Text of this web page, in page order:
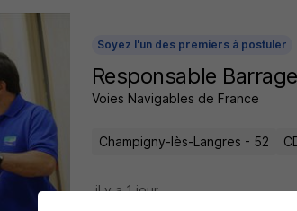
Soyez l'un des premiers à postuler
Responsable
Voies Navigables de France
Champigny-lès-Langres - 52
il y a 1 jour